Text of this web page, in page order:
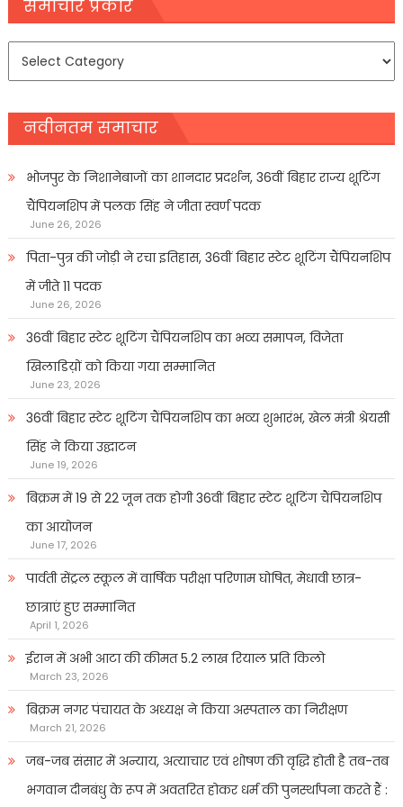
समाचार प्रकार
समाचार
नवीनतम समाचार
भोजपुर के निशानेबाजों का शानदार प्रदर्शन, 36वीं बिहार राज्य शूटिंग
चैंपियनशिप में पलक सिंह ने जीता स्वर्ण पदक
June 26, 2026
पिता-पुत्र की जोड़ी ने रचा इतिहास, 36वीं बिहार स्टेट शूटिंग चैंपियनशिप
में जीते 11 पदक
June 26, 2026
36वीं बिहार स्टेट शूटिंग चैंपियनशिप का भव्य समापन, विजेता
खिलाडिय़ों को किया गया सम्मानित
June 23, 2026
36वीं बिहार स्टेट शूटिंग चैंपियनशिप का भव्य शुभारंभ, खेल मंत्री श्रेयसी
सिंह ने किया उद्घाटन
June 19, 2026
बिक्रम में 19 से 22 जून तक होगी 36वीं बिहार स्टेट शूटिंग चैंपियनशिप
का आयोजन
June 17, 2026
पार्वती सेंट्रल स्कूल में वार्षिक परीक्षा परिणाम घोषित, मेधावी छात्र-
छात्राएं हुए सम्मानित
April 1, 2026
ईरान में अभी आटा की कीमत 5.2 लाख रियाल प्रति किलो
March 23, 2026
बिक्रम नगर पंचायत के अध्यक्ष ने किया अस्पताल का निरीक्षण
March 21, 2026
जब-जब संसार में अन्याय, अत्याचार एवं शोषण की वृद्धि होती है तब-तब
भगवान दीनबंधु के रूप में अवतरित होकर धर्म की पुनर्स्थापना करते हैं :